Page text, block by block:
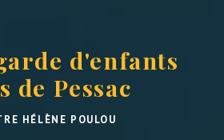
d'enfants
de Pessac
HÉLÈNE POULOU